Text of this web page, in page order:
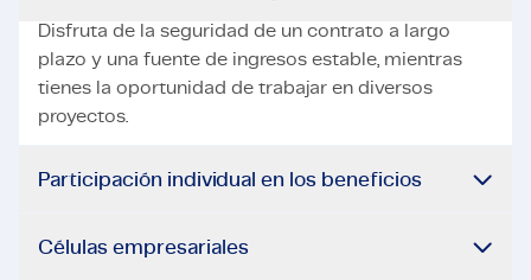
Disfruta de la seguridad de un contrato a largo
plazo y una fuente de ingresos estable, mientras
tienes la oportunidad de trabajar en diversos
proyectos.
Participación individual en los beneficios
Células empresariales